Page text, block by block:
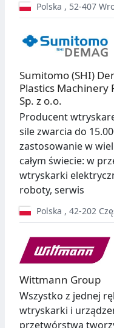
Polska , 52-407
Sumitomo (SHI)
Plastics Machinery
Sp. z o.o.
Producent
sile zwarcia do
zastosowanie w
całym świecie: w
wtryskarki
roboty, serwis
Polska , 42-202
Wittmann Group
Wszystko z jednej
wtryskarki i
przetwórstwa